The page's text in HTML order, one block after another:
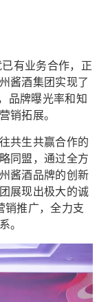
有业务合作，正
酱酒集团实现了
品牌曝光率和知
销拓展。
共生共赢合作的
同盟，通过全方
酱酒品牌的创新
展现出极大的诚
销推广，全力支
。